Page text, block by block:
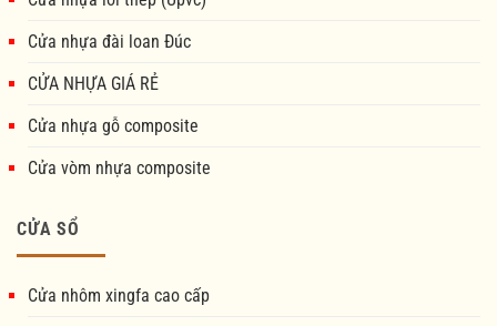
Cửa nhựa đài loan Đúc
CỬA NHỰA GIÁ RẺ
Cửa nhựa gỗ composite
Cửa vòm nhựa composite
CỬA SỔ
Cửa nhôm xingfa cao cấp